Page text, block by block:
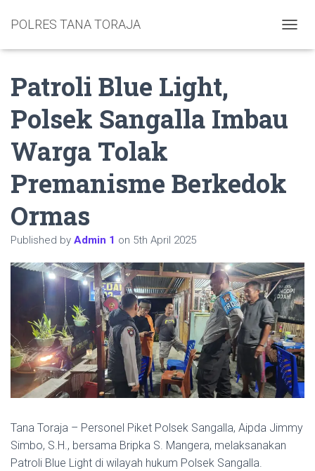
POLRES TANA TORAJA
Patroli Blue Light,
Polsek Sangalla Imbau
Warga Tolak
Premanisme Berkedok
Ormas
Published by Admin 1 on 5th April 2025
Tana Toraja – Personel Piket Polsek Sangalla, Aipda Jimmy
Simbo, S.H., bersama Bripka S. Mangera, melaksanakan
Patroli Blue Light di wilayah hukum Polsek Sangalla.